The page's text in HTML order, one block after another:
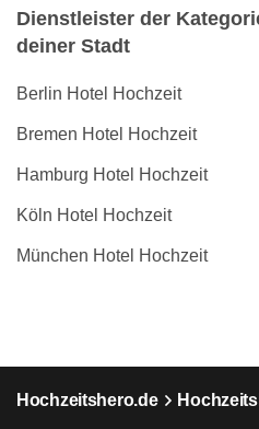
Dienstleister der
deiner Stadt
Berlin Hotel Hochzeit
Bremen Hotel Hochzeit
Hamburg Hotel Hochzeit
Köln Hotel Hochzeit
München Hotel Hochzeit
Hochzeitshero.de